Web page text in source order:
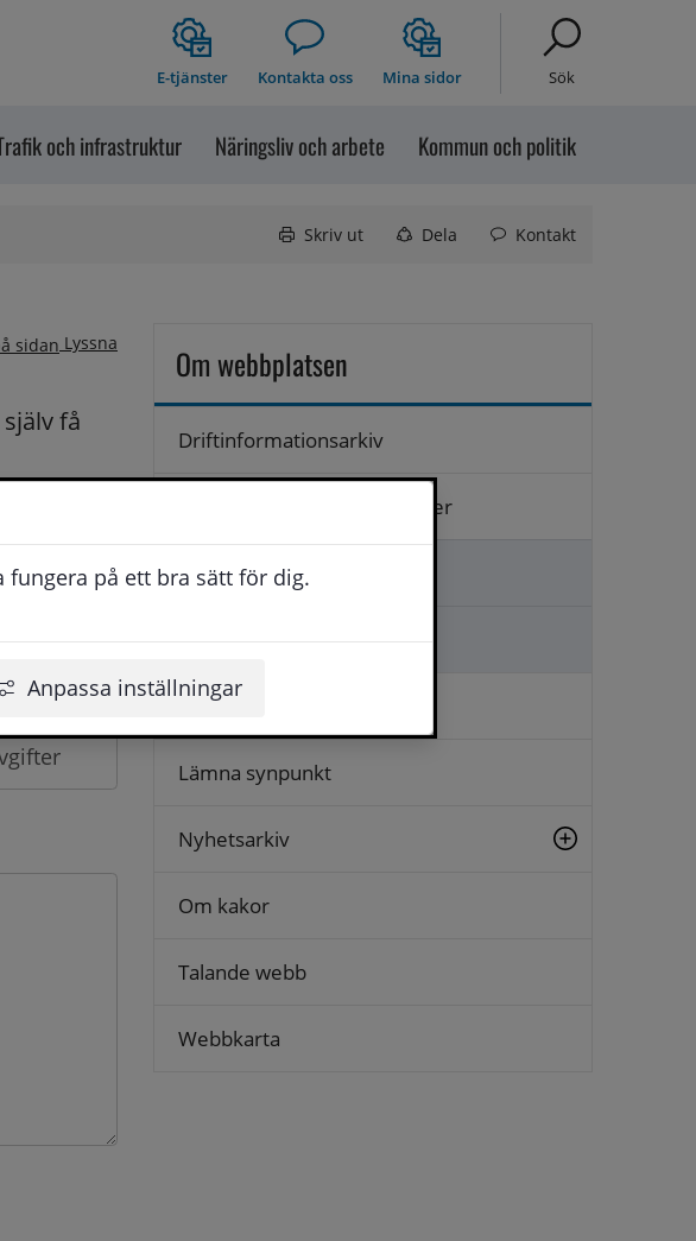
fungera på ett bra sätt för dig.
Anpassa inställningar
E-tjänster Kontakta oss Mina sidor Sök
och infrastruktur Näringsliv och arbete Kommun och politik
Skriv ut Dela Kontakt
Lyssna
få
arbetstid.
Om webbplatsen
Driftinformationsarkiv
Hantering av personuppgifter
Kontakta oss
Ställa en fråga
Logga in
Lämna synpunkt
Nyhetsarkiv
Om kakor
Talande webb
Webbkarta